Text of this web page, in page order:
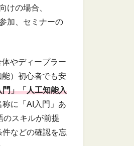
けの場合、
加、セミナーの
やディープラー
）初心者でも安
」「人工知能入
に「AI入門」あ
のスキルが前提
などの確認を忘